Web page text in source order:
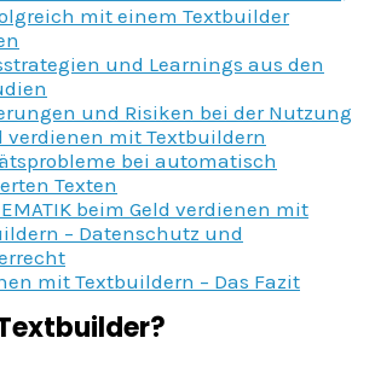
mit einem Textbuilder
und Learnings aus den
und Risiken bei der Nutzung
verdienen mit Textbuildern
bei automatisch
Texten
beim Geld verdienen mit
– Datenschutz und
mit Textbuildern – Das Fazit